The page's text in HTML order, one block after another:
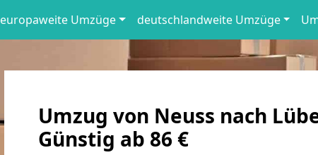
europaweite Umzüge deutschlandweite Umzüge
Umzug von Neuss nach
Günstig ab 86 €